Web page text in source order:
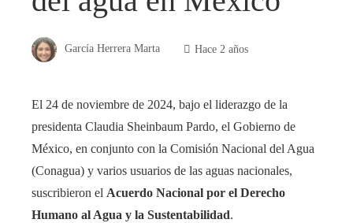
García Herrera Marta Hace 2 años
El 24 de noviembre de 2024, bajo el liderazgo de la
presidenta Claudia Sheinbaum Pardo, el Gobierno de
México, en conjunto con la Comisión Nacional del Agua
(Conagua) y varios usuarios de las aguas nacionales,
suscribieron el Acuerdo Nacional por el Derecho
Humano al Agua y la Sustentabilidad.